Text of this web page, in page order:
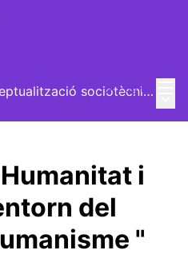
Log inEl Vector (vector de conceptualització sociotècnica)
i
del
"